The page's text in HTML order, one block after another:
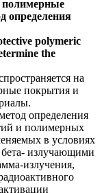
определения
polymeric
the
на
покрытия и
определения
и полимерных
в условиях
бета- излучающими
излучения,